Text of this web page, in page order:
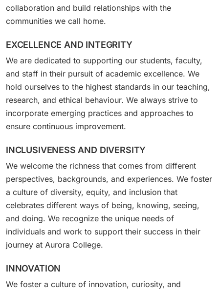
collaboration and build relationships with the
communities we call home.
EXCELLENCE AND INTEGRITY
We are dedicated to supporting our students, faculty,
and staff in their pursuit of academic excellence. We
hold ourselves to the highest standards in our teaching,
research, and ethical behaviour. We always strive to
incorporate emerging practices and approaches to
ensure continuous improvement.
INCLUSIVENESS AND DIVERSITY
We welcome the richness that comes from different
perspectives, backgrounds, and experiences. We foster
a culture of diversity, equity, and inclusion that
celebrates different ways of being, knowing, seeing,
and doing. We recognize the unique needs of
individuals and work to support their success in their
journey at Aurora College.
INNOVATION
We foster a culture of innovation, curiosity, and